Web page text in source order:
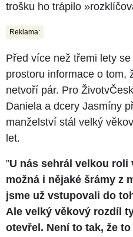
trošku ho trápilo
Reklama:
Před více než třemi lety
prostoru informace o tom,
netvoří pár. Pro
Daniela a dcery Jasmíny
manželství stál velký
let.
"U nás sehrál velkou
možná i nějaké šrámy z
jsme už vstupovali do
Ale velký věkový rozdíl
otevřel. Není to tak, že